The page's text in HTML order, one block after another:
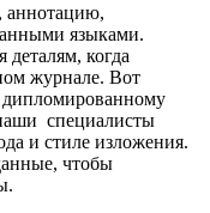
аннотацию,
языками.
когда
журнале. Вот
дипломированному
специалисты
и стиле изложения.
чтобы